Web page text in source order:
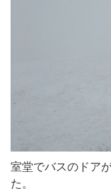
室堂でバスのドア
た。